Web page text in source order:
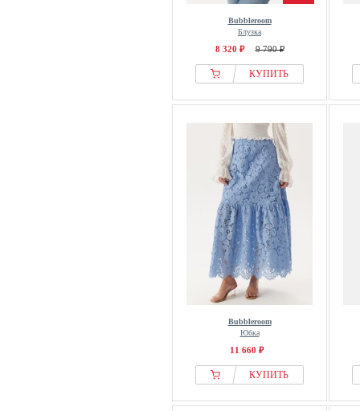
Bubbleroom
Блузка
8 320 ₽ 9 790 ₽
КУПИТЬ
Bubbleroom
Юбка
11 660 ₽
КУПИТЬ